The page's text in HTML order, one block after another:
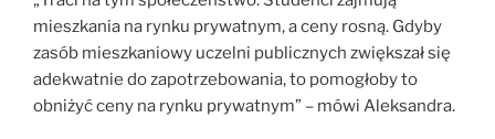
mieszkania na rynku prywatnym, a ceny rosną. Gdyby
zasób mieszkaniowy uczelni publicznych zwiększał się
adekwatnie do zapotrzebowania, to pomogłoby to
obniżyć ceny na rynku prywatnym” – mówi Aleksandra.